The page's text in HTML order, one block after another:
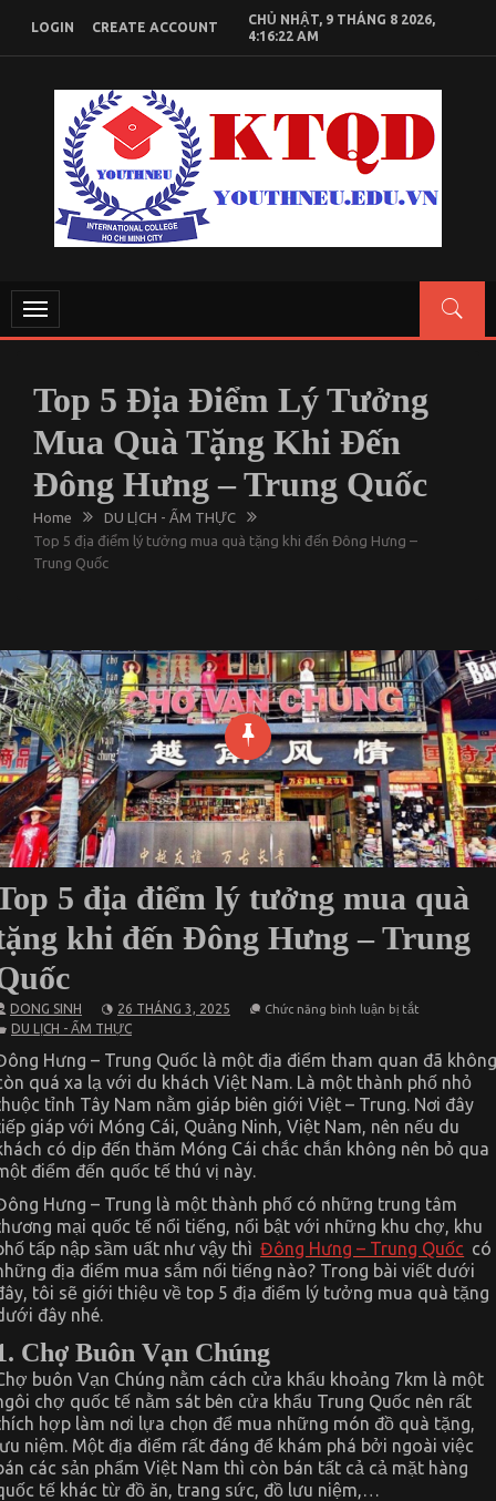
content
LOGIN CREATE ACCOUNT
CHỦ NHẬT, 9 THÁNG 8 2026,
4:16:22 AM
KIẾN THỨC KINH TẾ QUỐC DÂN
Toggle
navigation
Top 5 Địa Điểm Lý Tưởng
Mua Quà Tặng Khi Đến
Đông Hưng – Trung Quốc
Home
DU LỊCH - ẨM THỰC
Top 5 địa điểm lý tưởng mua quà tặng khi đến Đông Hưng –
Trung Quốc
5 địa điểm lý tưởng mua quà
khi đến Đông Hưng – Trung
DONG SINH 26 THÁNG 3, 2025 Chức năng bình luận bị tắt
địa
điểm
lý
tưởng
mua
quà
tặng
khi
Hưng
–
Trung
Quốc
DU LỊCH - ẨM THỰC
Hưng – Trung Quốc là một địa điểm tham quan đã không
quá xa lạ với du khách Việt Nam. Là một thành phố nhỏ
tỉnh Tây Nam nằm giáp biên giới Việt – Trung. Nơi đây
giáp với Móng Cái, Quảng Ninh, Việt Nam, nên nếu du
có dịp đến thăm Móng Cái chắc chắn không nên bỏ qua
điểm đến quốc tế thú vị này.
Hưng – Trung là một thành phố có những trung tâm
mại quốc tế nổi tiếng, nổi bật với những khu chợ, khu
tấp nập sầm uất như vậy thì Đông Hưng – Trung Quốc có
địa điểm mua sắm nổi tiếng nào? Trong bài viết dưới
tôi sẽ giới thiệu về top 5 địa điểm lý tưởng mua quà tặng
đây nhé.
Chợ Buôn Vạn Chúng
buôn Vạn Chúng nằm cách cửa khẩu khoảng 7km là một
chợ quốc tế nằm sát bên cửa khẩu Trung Quốc nên rất
hợp làm nơi lựa chọn để mua những món đồ quà tặng,
niệm. Một địa điểm rất đáng để khám phá bởi ngoài việc
các sản phẩm Việt Nam thì còn bán tất cả cả mặt hàng
tế khác từ đồ ăn, trang sức, đồ lưu niệm,…